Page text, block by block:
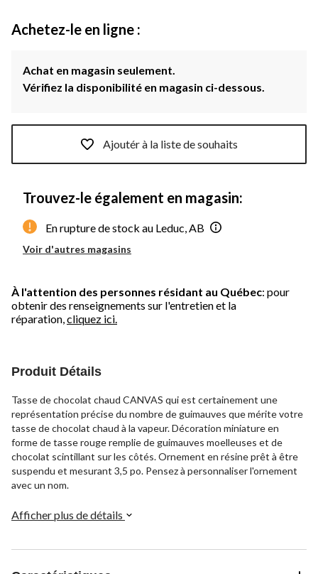
Achetez-le en ligne :
Achat en magasin seulement.
Vérifiez la disponibilité en magasin ci-dessous.
Ajoutér à la liste de souhaits
Trouvez-le également en magasin:
En rupture de stock au Leduc, AB
Voir d'autres magasins
À l'attention des personnes résidant au Québec: pour
obtenir des renseignements sur l'entretien et la
réparation,cliquez ici.
Produit Détails
Tasse de chocolat chaud CANVAS qui est certainement une
représentation précise du nombre de guimauves que mérite votre
tasse de chocolat chaud à la vapeur. Décoration miniature en
forme de tasse rouge remplie de guimauves moelleuses et de
chocolat scintillant sur les côtés. Ornement en résine prêt à être
suspendu et mesurant 3,5 po. Pensez à personnaliser l'ornement
avec un nom.
Afficher plus de détails